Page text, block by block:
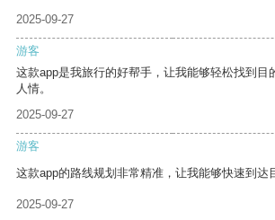
2025-09-27
游客
这款app是我旅行的好帮手，让我能够轻松找到目
人情。
2025-09-27
游客
这款app的路线规划非常精准，让我能够快速到达
2025-09-27